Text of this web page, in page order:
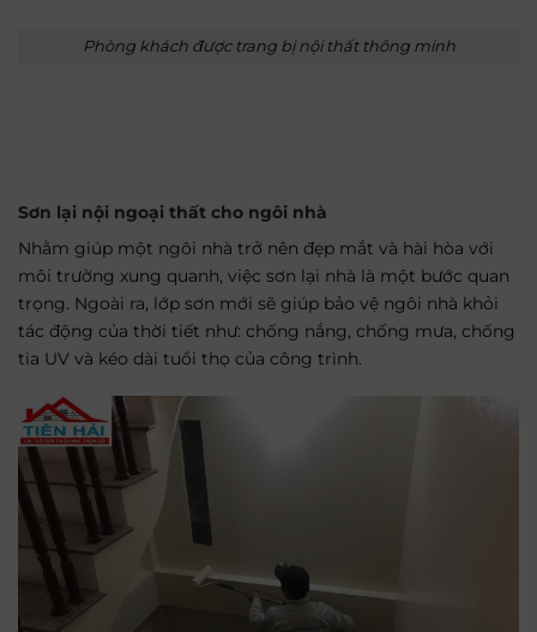
Phòng khách được trang bị nội thất thông minh
Sơn lại nội ngoại thất cho ngôi nhà
Nhằm giúp một ngôi nhà trở nên đẹp mắt và hài hòa với
môi trường xung quanh, việc sơn lại nhà là một bước quan
trọng. Ngoài ra, lớp sơn mới sẽ giúp bảo vệ ngôi nhà khỏi
tác động của thời tiết như: chống nắng, chống mưa, chống
tia UV và kéo dài tuổi thọ của công trình.